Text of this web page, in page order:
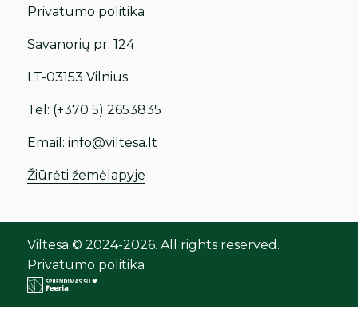
Privatumo politika
Savanorių pr. 124
LT-03153 Vilnius
Tel: (+370 5) 2653835
Email:info@viltesa.lt
Žiūrėti žemėlapyje
Viltesa © 2024-2026. All rights reserved.
Privatumo politika